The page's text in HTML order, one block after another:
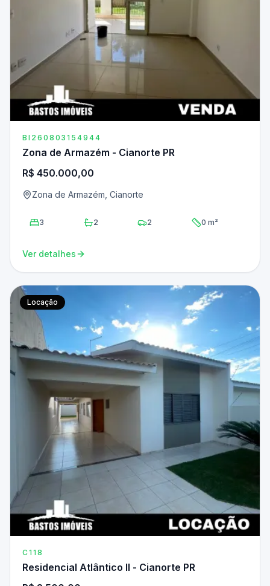
BI260803154944
Zona de Armazém - Cianorte PR
R$ 450.000,00
Zona de Armazém, Cianorte
3 2 2 0 m²
Ver detalhes
Locação
C118
Residencial Atlântico II - Cianorte PR